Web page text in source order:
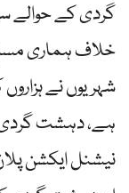
گردی کے حوالے
خلاف ہماری مسلح
شہریوں نے
ہے، دہشت گردی
نیشنل ایکشن